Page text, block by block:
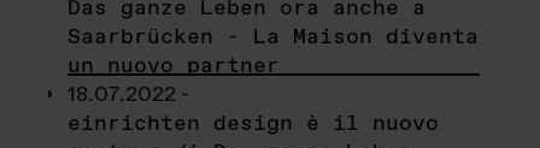
Das ganze Leben ora anche a
Saarbrücken - La Maison diventa
un nuovo partner
18.07.2022 -
einrichten design è il nuovo